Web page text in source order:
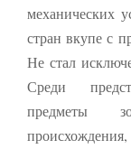
механических
стран вкупе с
Не стал
Среди
предметы